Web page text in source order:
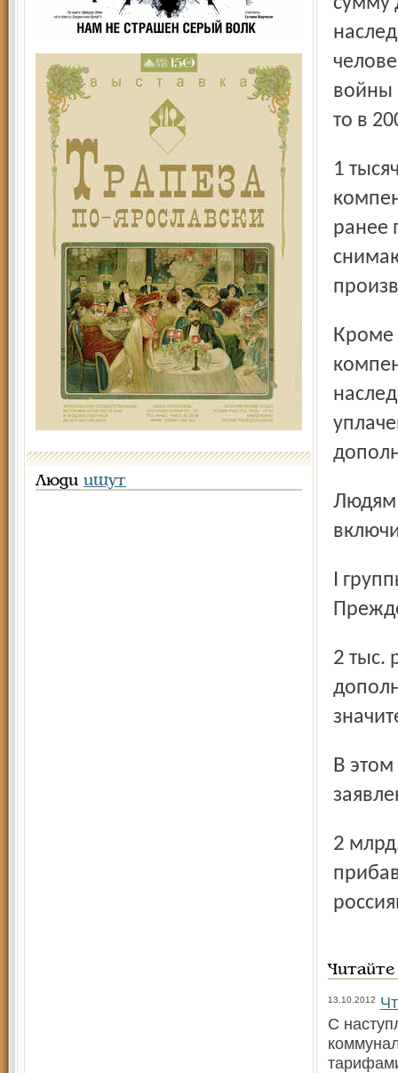
Люди ищут
войны
то в
1 тысячи рублей. В 2003 году он имел право получить
ранее
Кроме того, согласно постановлению увеличивается
Людям старшего возраста (по 1934 год рождения
I группы компенсация выдается в размере остатка вклада.
2 тыс. рублей, хотя она, например, по договорам
В этом году в Росгосстрахе планируют принять и оформить
2 млрд. рублей. А это означает, что дополнительную
13.10.2012
С